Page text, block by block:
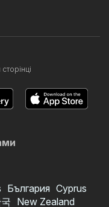
България Cyprus
New Zealand